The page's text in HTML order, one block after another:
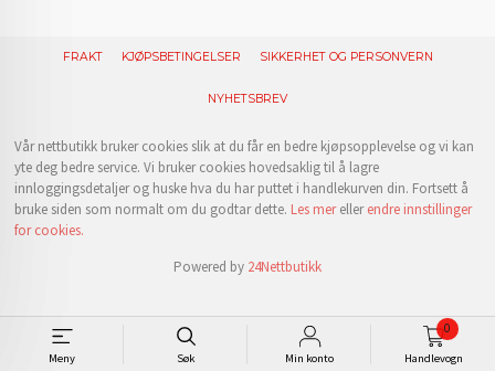
Meny Søk Min konto Handlevogn
0
FRAKT KJØPSBETINGELSER SIKKERHET OG PERSONVERN
NYHETSBREV
Vår nettbutikk bruker cookies slik at du får en bedre kjøpsopplevelse og vi kan
yte deg bedre service. Vi bruker cookies hovedsaklig til å lagre
innloggingsdetaljer og huske hva du har puttet i handlekurven din. Fortsett å
bruke siden som normalt om du godtar dette. Les merellerendre innstillinger
for cookies.
Powered by 24Nettbutikk